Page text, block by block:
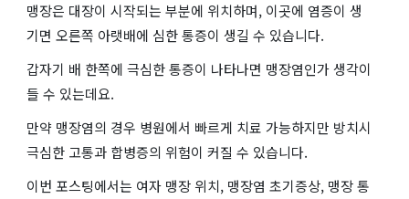
맹장은 대장이 시작되는 부분에 위치하며, 이곳에 염증이 생
기면 오른쪽 아랫배에 심한 통증이 생길 수 있습니다.
갑자기 배 한쪽에 극심한 통증이 나타나면 맹장염인가 생각이
들 수 있는데요.
만약 맹장염의 경우 병원에서 빠르게 치료 가능하지만 방치시
극심한 고통과 합병증의 위험이 커질 수 있습니다.
이번 포스팅에서는 여자 맹장 위치, 맹장염 초기증상, 맹장 통